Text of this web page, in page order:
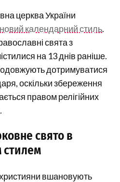
церква України
календарний стиль.
свята з
на 13 днів раніше.
дотримуватися
оскільки збереження
правом релігійних
свято в
стилем
вшановують